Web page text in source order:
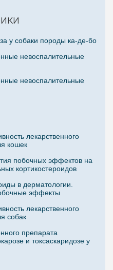
у собаки породы ка-де-бо
невоспалительные
невоспалительные
лекарственного
кошек
побочных эффектов на
кортикостероидов
в дерматологии.
эффекты
лекарственного
собак
препарата
и токсаскаридозе у